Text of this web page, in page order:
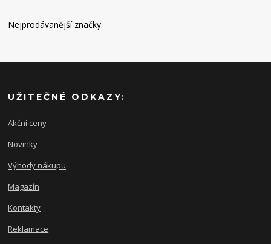
Nejprodávanější značky:
UŽITEČNÉ ODKAZY:
Akční ceny
Novinky
Výhody nákupu
Magazín
Kontakty
Reklamace